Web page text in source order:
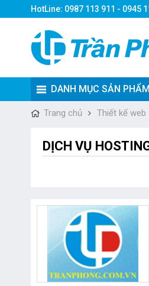
HotLine: 0987 113 911 - 0945
DANH MỤC SẢN PHẨM
Trang chủ Thiết kế web
DỊCH VỤ